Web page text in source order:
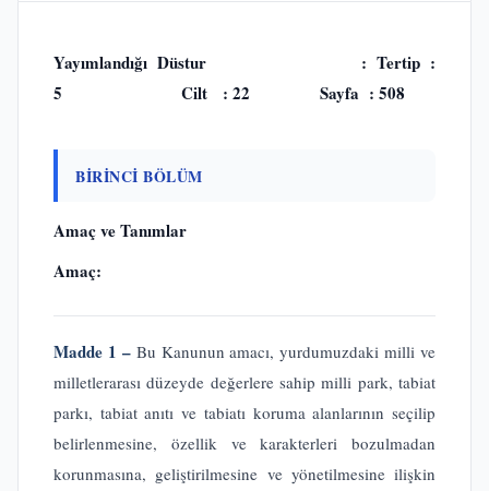
Yayımlandığı Düstur : Tertip :
5 Cilt : 22 Sayfa : 508
BİRİNCİ BÖLÜM
Amaç ve Tanımlar
Amaç:
Madde 1 – Bu Kanunun amacı, yurdumuzdaki milli ve
milletlerarası düzeyde değerlere sahip milli park, tabiat
parkı, tabiat anıtı ve tabiatı koruma alanlarının seçilip
belirlenmesine, özellik ve karakterleri bozulmadan
korunmasına, geliştirilmesine ve yönetilmesine ilişkin